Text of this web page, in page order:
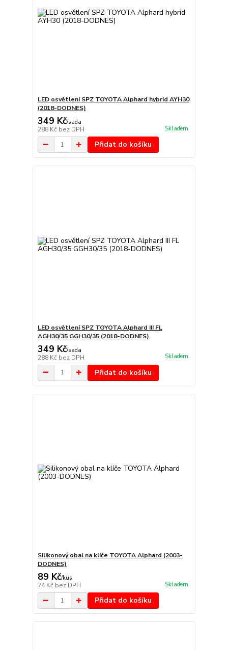
LED osvětlení SPZ TOYOTA Alphard hybrid AYH30
(2018-DODNES)
349 Kč/sada
288 Kč bez DPH Skladem
Přidat do košíku
LED osvětlení SPZ TOYOTA Alphard III FL
AGH30/35 GGH30/35 (2018-DODNES)
349 Kč/sada
288 Kč bez DPH Skladem
Přidat do košíku
Silikonový obal na klíče TOYOTA Alphard (2003-
DODNES)
89 Kč/kus
74 Kč bez DPH Skladem
Přidat do košíku